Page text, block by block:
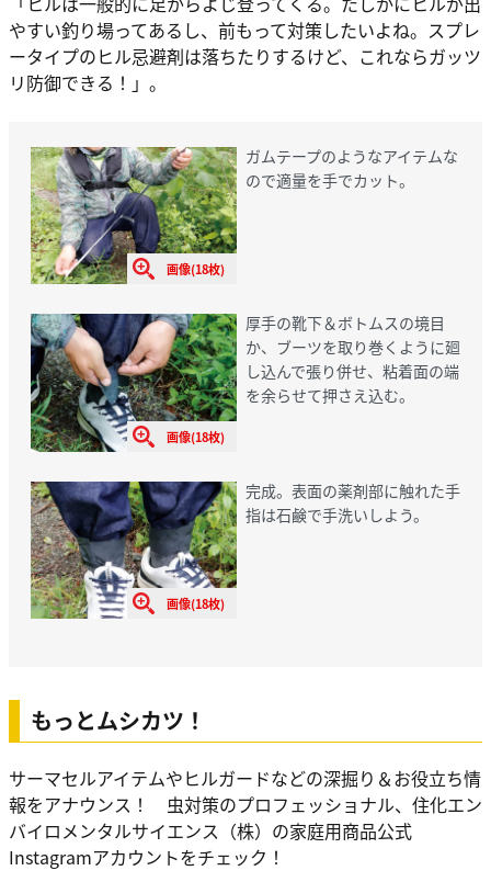
やすい釣り場ってあるし、前もって対策したいよね。スプレ
ータイプのヒル忌避剤は落ちたりするけど、これならガッツ
リ防御できる！」。
画像(18枚)
ガムテープのようなアイテムな
ので適量を手でカット。
画像(18枚)
厚手の靴下＆ボトムスの境目
か、ブーツを取り巻くように廻
し込んで張り併せ、粘着面の端
を余らせて押さえ込む。
画像(18枚)
完成。表面の薬剤部に触れた手
指は石鹸で手洗いしよう。
もっとムシカツ！
サーマセルアイテムやヒルガードなどの深掘り＆お役立ち情
報をアナウンス！ 虫対策のプロフェッショナル、住化エン
バイロメンタルサイエンス（株）の家庭用商品公式
Instagramアカウントをチェック！